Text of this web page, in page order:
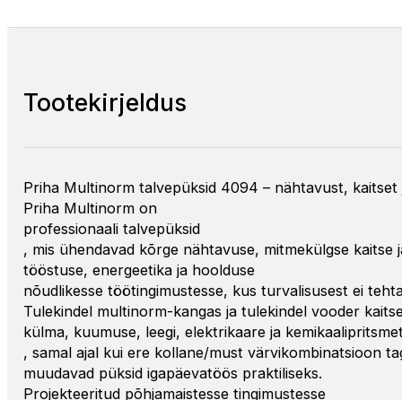
Tootekirjeldus
Priha Multinorm talvepüksid 4094 – nähtavust,
Priha Multinorm on
professionaali talvepüksid
, mis ühendavad kõrge nähtavuse, mitmekülgse
tööstuse, energeetika ja hoolduse
nõudlikesse töötingimustesse, kus turvalisusest ei
Tulekindel multinorm-kangas ja tulekindel vooder
külma, kuumuse, leegi, elektrikaare ja
, samal ajal kui ere kollane/must värvikombinatsioon
muudavad püksid igapäevatöös praktiliseks.
Projekteeritud põhjamaistesse tingimustesse